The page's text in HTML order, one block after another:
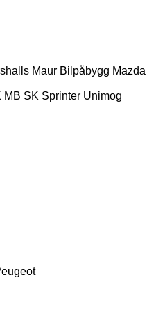
Maur Bilpåbygg Mazda
MB SK Sprinter Unimog